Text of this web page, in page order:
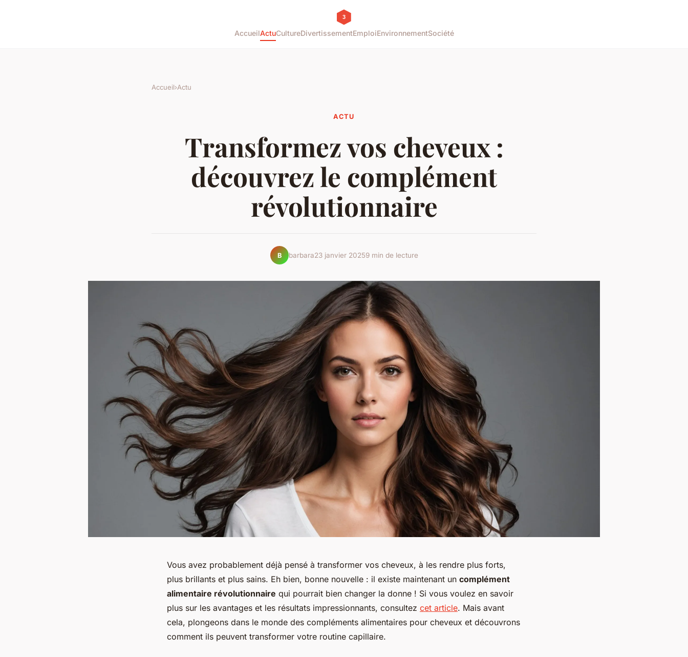
AccueilActuCultureDivertissementEmploiEnvironnementSociété
Accueil›Actu
ACTU
Transformez vos cheveux :
découvrez le complément
révolutionnaire
B barbara23 janvier 20259 min de lecture
Vous avez probablement déjà pensé à transformer vos cheveux, à les rendre plus forts,
plus brillants et plus sains. Eh bien, bonne nouvelle : il existe maintenant un complément
alimentaire révolutionnaire qui pourrait bien changer la donne ! Si vous voulez en savoir
plus sur les avantages et les résultats impressionnants, consultez cet article. Mais avant
cela, plongeons dans le monde des compléments alimentaires pour cheveux et découvrons
comment ils peuvent transformer votre routine capillaire.